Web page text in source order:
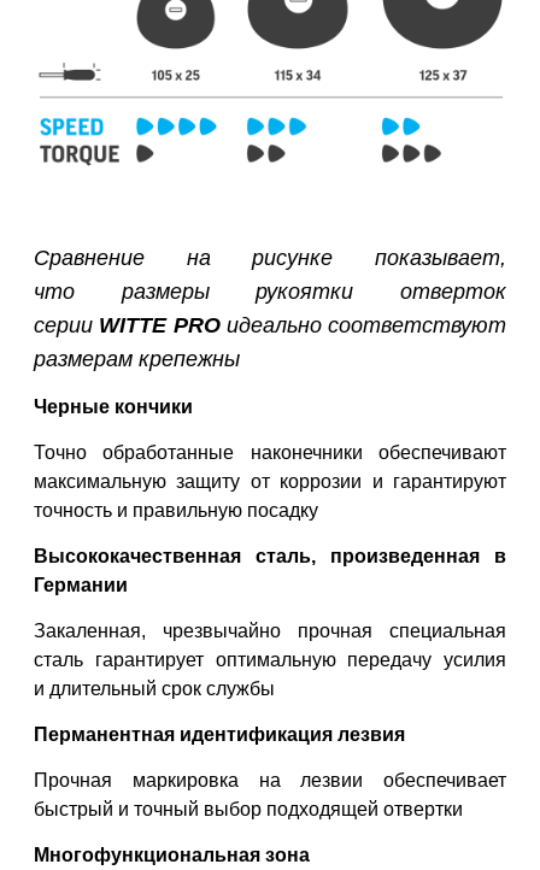
Сравнение на рисунке показывает,
что размеры рукоятки отверток
серии WITTE PRO идеально соответствуют
размерам крепежны
Черные кончики
Точно обработанные наконечники обеспечивают
максимальнуюзащиту от коррозии и гарантируют
точность и правильную посадку
Высококачественная сталь, произведенная в
Германии
Закаленная, чрезвычайно прочная специальная
сталь гарантирует оптимальную передачу усилия
и длительный срок службы
Перманентная идентификация лезвия
Прочная маркировка на лезвии обеспечивает
быстрый и точный выбор подходящей отвертки
Многофункциональная зона